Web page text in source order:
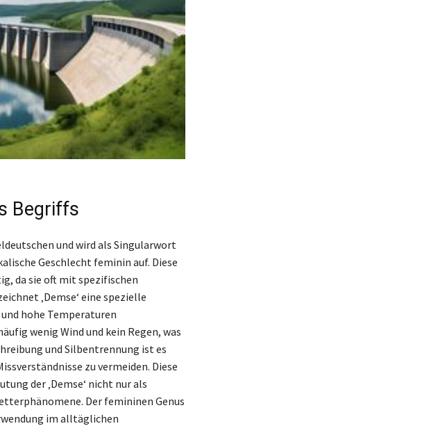
Begriffs
und wird als Singularwort
Geschlecht feminin auf. Diese
da sie oft mit spezifischen
‚Demse‘ eine spezielle
hohe Temperaturen
wenig Wind und kein Regen, was
und Silbentrennung ist es
zu vermeiden. Diese
der ‚Demse‘ nicht nur als
Der femininen Genus
im alltäglichen